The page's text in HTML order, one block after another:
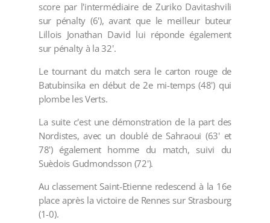
score par l'intermédiaire de Zuriko Davitashvili
sur pénalty (6'), avant que le meilleur buteur
Lillois Jonathan David lui réponde également
sur pénalty à la 32'.
Le tournant du match sera le carton rouge de
Batubinsika en début de 2e mi-temps (48') qui
plombe les Verts.
La suite c'est une démonstration de la part des
Nordistes, avec un doublé de Sahraoui (63' et
78') également homme du match, suivi du
Suèdois Gudmondsson (72').
Au classement Saint-Etienne redescend à la 16e
place après la victoire de Rennes sur Strasbourg
(1-0).